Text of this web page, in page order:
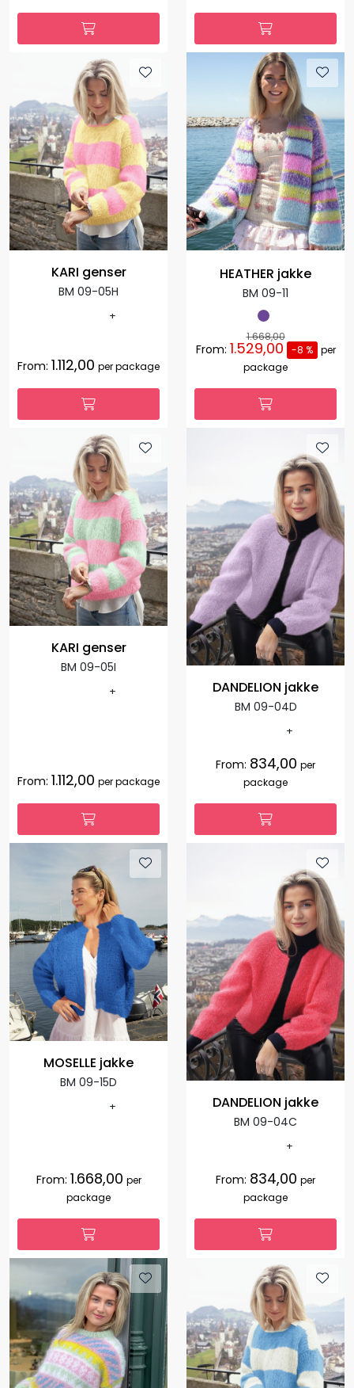
KARI genser
BM 09-05H
+
From: 1.112,00 per package
HEATHER jakke
BM 09-11
1.668,00
From: 1.529,00 -8 %
per
package
KARI genser
BM 09-05I
+
From: 1.112,00 per package
DANDELION jakke
BM 09-04D
+
From: 834,00 per
package
MOSELLE jakke
BM 09-15D
+
From: 1.668,00 per
package
DANDELION jakke
BM 09-04C
+
From: 834,00 per
package